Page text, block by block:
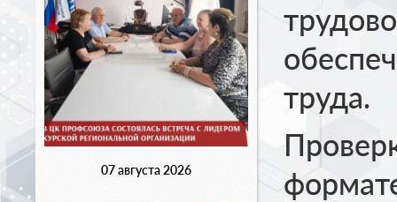
07 августа 2026
труда.